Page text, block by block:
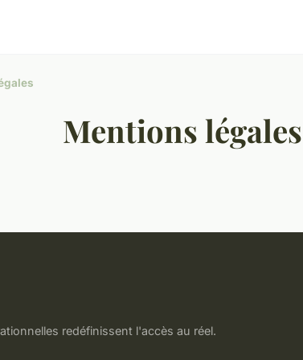
Mentions légales
redéfinissent l'accès au réel.